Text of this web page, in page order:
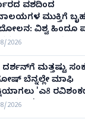
ವಶದಿಂದ
ಮುಕ್ತಿಗೆ
ವಿಶ್ವ ಹಿಂದೂ
ಅಧ್ಯಕ್ಷ
ಘೋಷಣೆ!
2026
ಮತ್ತಷ್ಟು
ಬೆನ್ನಲ್ಲೇ ಮಾಫಿ
'ಎ8
ವಿನಯ್' ಅರ್ಜಿ!
2026